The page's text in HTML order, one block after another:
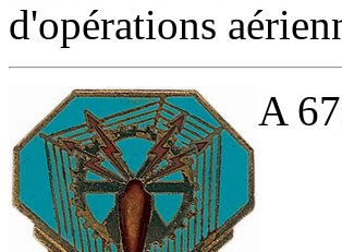
d'opérations
A